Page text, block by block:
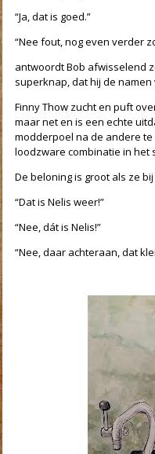
“Ja, dat is goed.”
“Nee fout, nog even verder
antwoordt Bob afwisselend
superknap, dat hij de
Finny Thow zucht en puft
maar net en is een echte
modderpoel na de andere
loodzware combinatie in het
De beloning is groot als ze
“Dat is Nelis weer!”
“Nee, dát is Nelis!”
“Nee, daar achteraan, dat